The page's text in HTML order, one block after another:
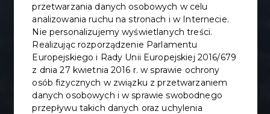
przetwarzania danych osobowych w celu
analizowania ruchu na stronach i w Internecie.
Nie personalizujemy wyświetlanych treści.
Realizując rozporządzenie Parlamentu
Europejskiego i Rady Unii Europejskiej 2016/679
z dnia 27 kwietnia 2016 r. w sprawie ochrony
osób fizycznych w związku z przetwarzaniem
danych osobowych i w sprawie swobodnego
przepływu takich danych oraz uchylenia